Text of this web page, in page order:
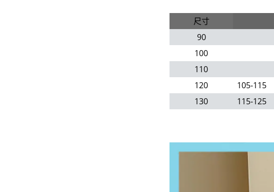
尺寸
90
100
110
120
105-115
130
115-125